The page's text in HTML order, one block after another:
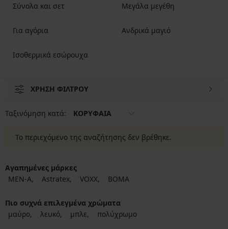
Σύνολα και σετ Μεγάλα μεγέθη
Για αγόρια Ανδρικά μαγιό
Ισοθερμικά εσώρουχα
ΧΡΗΣΗ ΦΙΛΤΡΟΥ
Ταξινόμηση κατά: ΚΟΡΥΦΑΙΑ
Το περιεχόμενο της αναζήτησης δεν βρέθηκε.
Αγαπημένες μάρκες
MEN-A
Astratex VOXX BOMA
Πιο συχνά επιλεγμένα χρώματα
μαύρο
λευκό μπλε πολύχρωμο